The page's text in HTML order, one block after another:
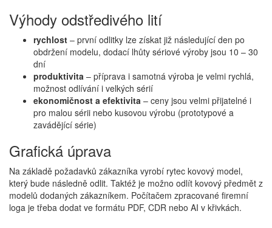
Výhody odstředivého lití
rychlost – první odlitky lze získat již následující den po
obdržení modelu, dodací lhůty sériové výroby jsou 10 – 30
dní
produktivita – příprava i samotná výroba je velmi rychlá,
možnost odlívání i velkých sérií
ekonomičnost a efektivita – ceny jsou velmi přijatelné i
pro malou sérii nebo kusovou výrobu (prototypové a
zavádějící série)
Grafická úprava
Na základě požadavků zákazníka vyrobí rytec kovový model,
který bude následně odlit. Taktéž je možno odlít kovový předmět z
modelů dodaných zákazníkem. Počítačem zpracované firemní
loga je třeba dodat ve formátu PDF, CDR nebo AI v křivkách.